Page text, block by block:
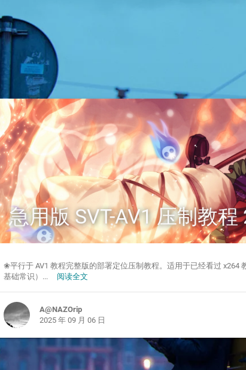
急用版 SVT-AV1 压制教
❀平行于 AV1 教程完整版的部署定位压制教程。适用于已经看过
基础常识）... 阅读全文
A@NAZOrip
2025 年 09 月 06 日